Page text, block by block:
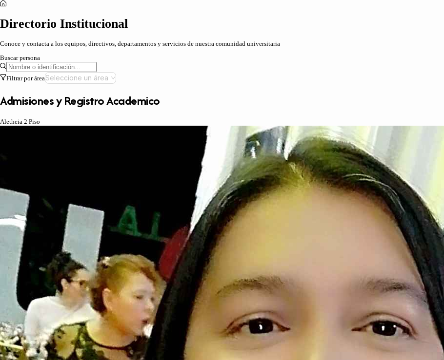
Directorio Institucional
Conoce y contacta a los equipos, directivos, departamentos y servicios de nuestra comunidad universitaria
Buscar persona
Filtrar por áreaSeleccione un área
Admisiones y Registro Academico
Aletheia 2 Piso